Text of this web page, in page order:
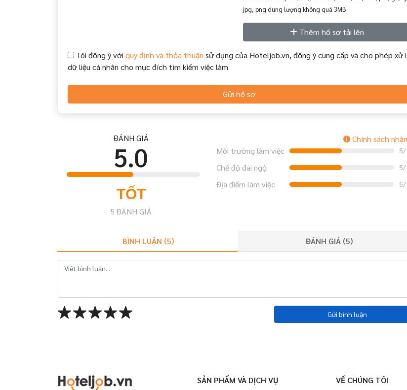
jpg, png dung lượng không quá 3MB
Thêm hồ sơ tải lên
Tôi đồng ý với quy định và thỏa thuận sử dụng của Hoteljob.vn, đồng ý cung cấp và cho phép xử
dữ liệu cá nhân cho mục đích tìm kiếm việc làm
Gửi hồ sơ
ĐÁNH GIÁ
5.0
TỐT
5 ĐÁNH GIÁ
Chính sách
Môi trường làm việc
5/
Chế độ đãi ngộ 5/
Địa điểm làm việc 5/
BÌNH LUẬN (5) ĐÁNH GIÁ (5)
Gửi bình luận
SẢN PHẨM VÀ DỊCH VỤ VỀ CHÚNG TÔI